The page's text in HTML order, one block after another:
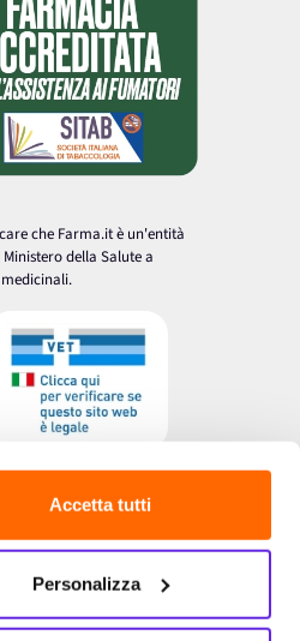
Accetta tutti
Personalizza
che Farma.it è un'entità
della Salute a